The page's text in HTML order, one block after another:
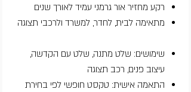
רקע מחזיר אור גרמני עמיד לאורך שנים
מתאימה לבית, לחדר, למשרד ולרכבי תצוגה
שימושים: שלט מתנה, שלט עם הקדשה,
עיצוב פנים, רכב תצוגה
התאמה אישית: טקסט חופשי לפי בחירת